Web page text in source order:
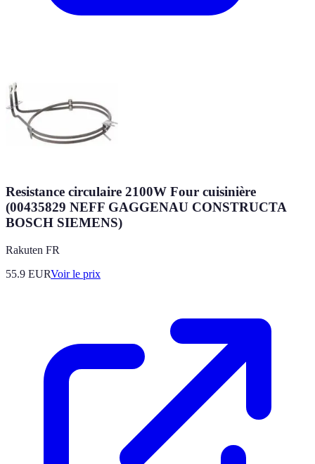
Resistance circulaire 2100W Four cuisinière
(00435829 NEFF GAGGENAU CONSTRUCTA
BOSCH SIEMENS)
Rakuten FR
55.9 EURVoir le prix